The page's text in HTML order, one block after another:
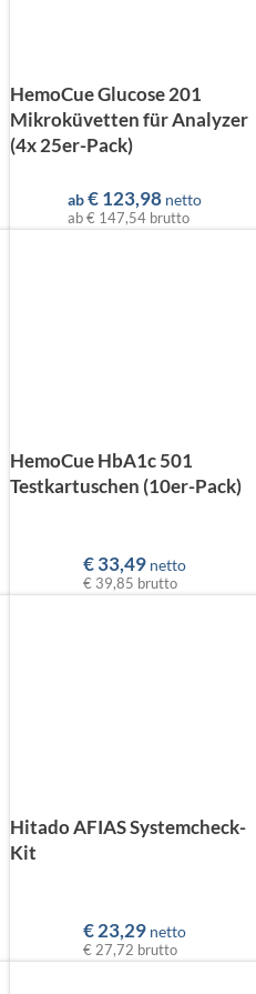
HemoCue Glucose 201
Mikroküvetten für Analyzer
(4x 25er-Pack)
ab €123,98 netto
ab€ 147,54 brutto
HemoCue HbA1c 501
Testkartuschen (10er-Pack)
€33,49 netto
€ 39,85 brutto
Hitado AFIAS Systemcheck-
Kit
€23,29 netto
€ 27,72 brutto